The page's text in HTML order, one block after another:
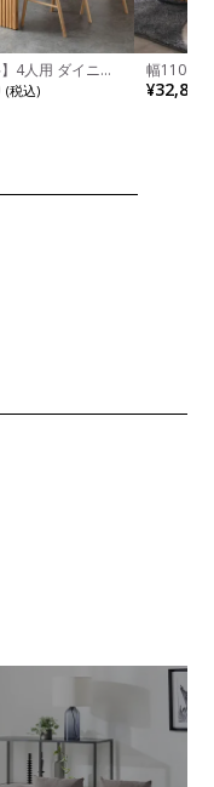
4人用 ダイニン
ット 5点 LUGA
ーブル おしゃれ
(税込)
幅110cm
木目調 リ
付き 長方
¥32,800